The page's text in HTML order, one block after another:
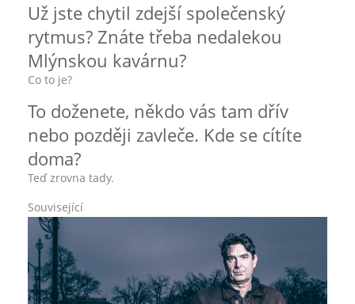
Už jste chytil zdejší společenský
rytmus? Znáte třeba nedalekou
Mlýnskou kavárnu?
Co to je?
To doženete, někdo vás tam dřív
nebo později zavleče. Kde se cítíte
doma?
Teď zrovna tady.
Související